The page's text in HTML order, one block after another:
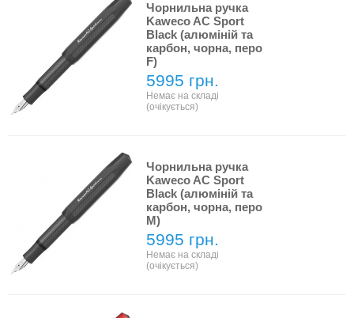
Чорнильна ручка
Kaweco AC Sport
Black (алюміній та
карбон, чорна, перо
F)
5995 грн.
Немає на складі
(очікується)
Чорнильна ручка
Kaweco AC Sport
Black (алюміній та
карбон, чорна, перо
М)
5995 грн.
Немає на складі
(очікується)